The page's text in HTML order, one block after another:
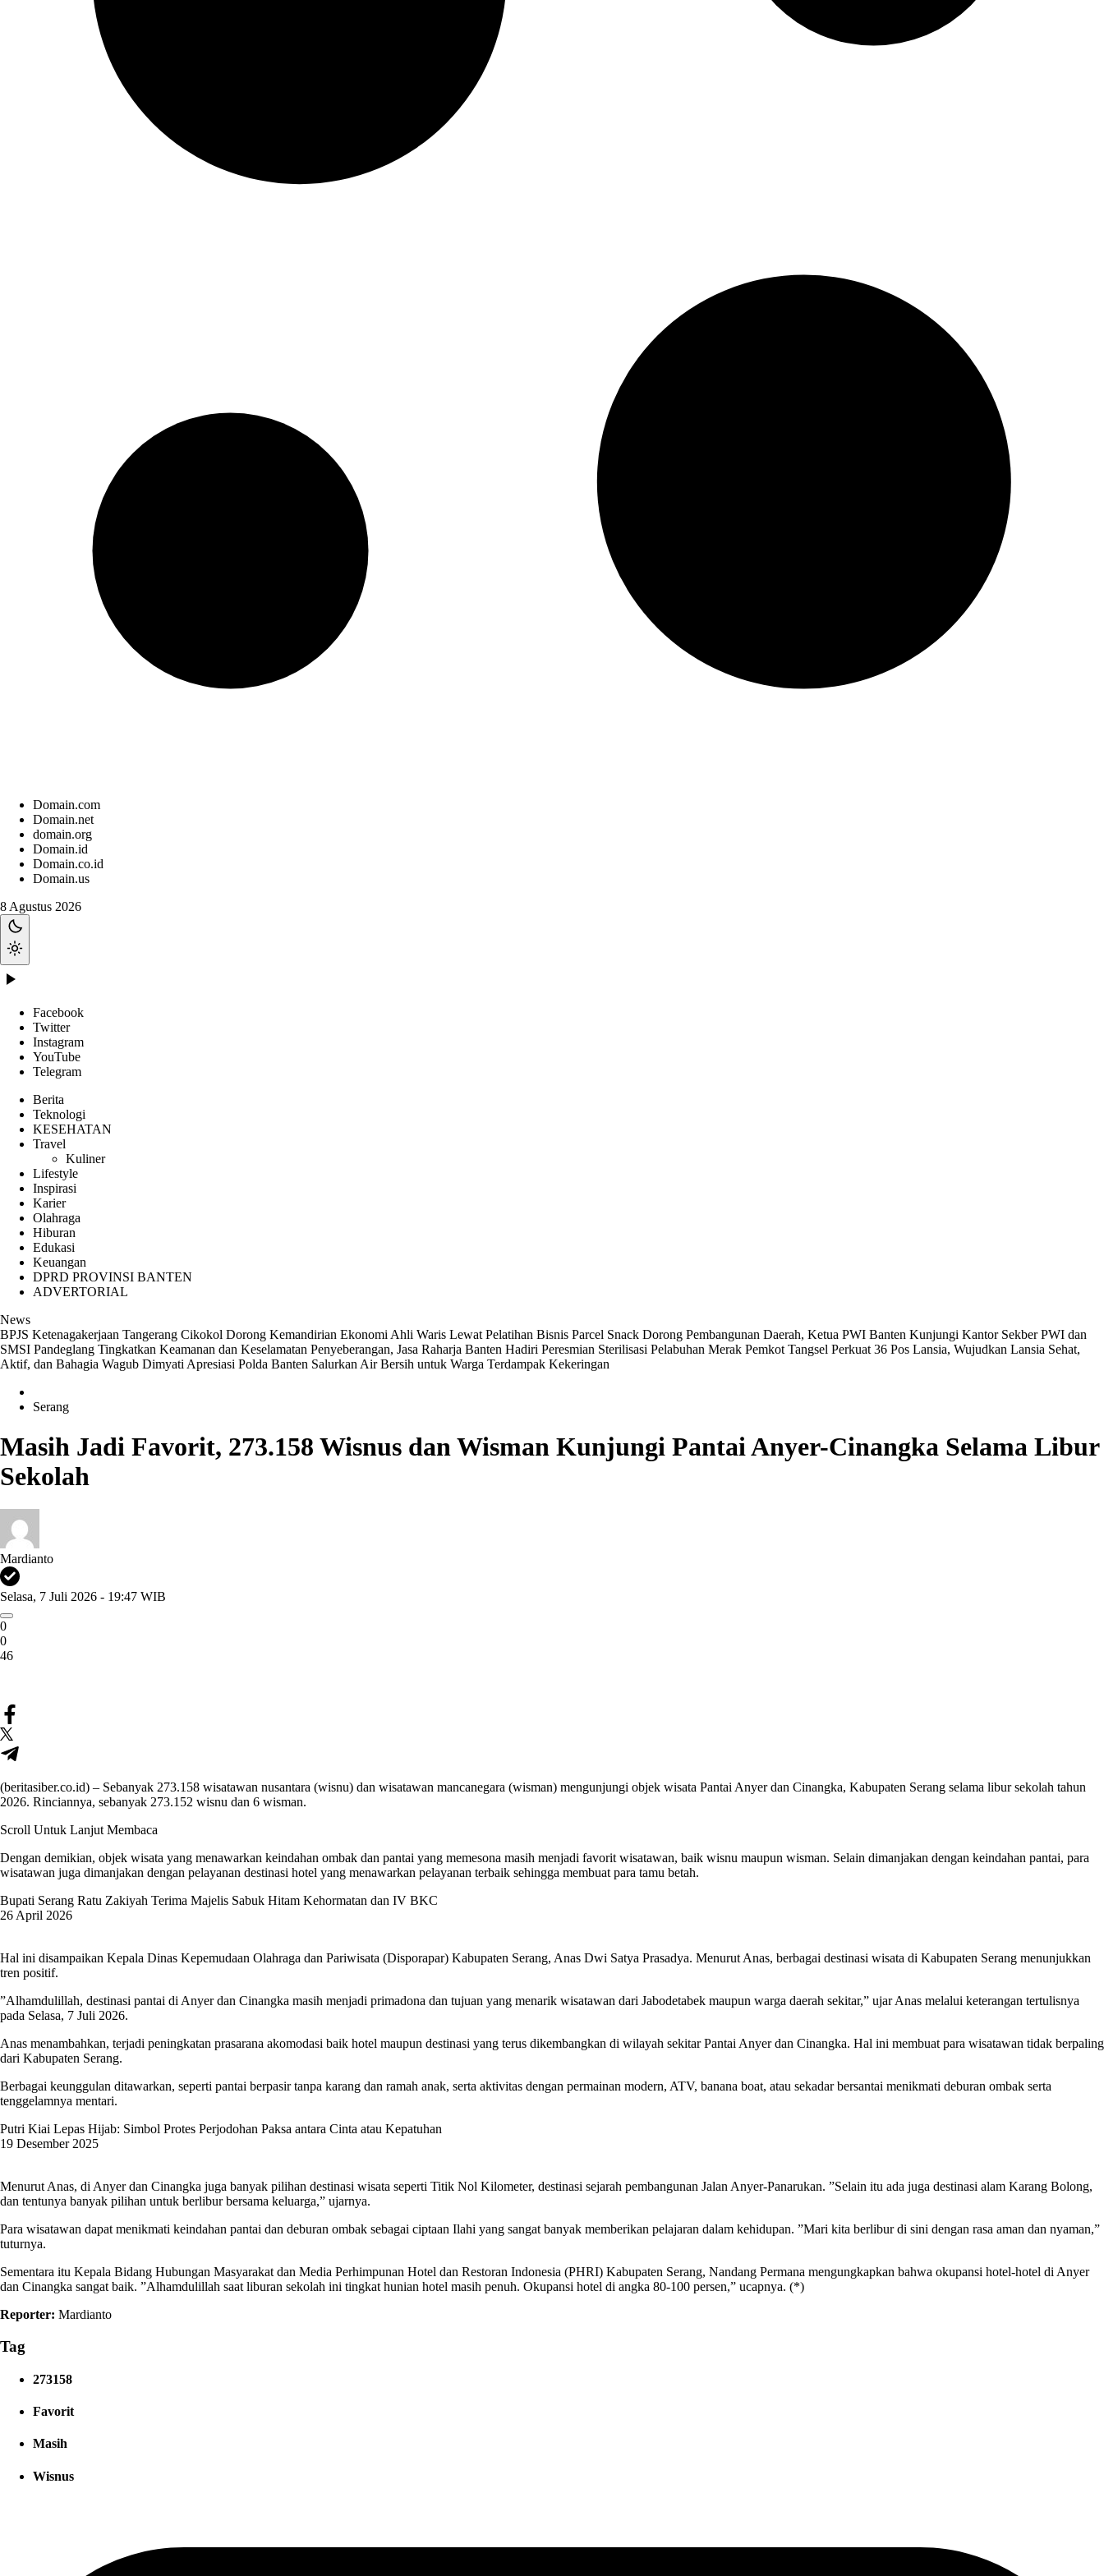
Domain.com
Domain.net
domain.org
Domain.id
Domain.co.id
Domain.us
8 Agustus 2026
Facebook
Twitter
Instagram
YouTube
Telegram
Berita
Teknologi
KESEHATAN
Travel
Kuliner
Lifestyle
Inspirasi
Karier
Olahraga
Hiburan
Edukasi
Keuangan
DPRD PROVINSI BANTEN
ADVERTORIAL
News
BPJS Ketenagakerjaan Tangerang Cikokol Dorong Kemandirian Ekonomi Ahli Waris Lewat Pelatihan Bisnis Parcel Snack Dorong Pembangunan Daerah, Ketua PWI Banten Kunjungi Kantor Sekber PWI dan
SMSI Pandeglang Tingkatkan Keamanan dan Keselamatan Penyeberangan, Jasa Raharja Banten Hadiri Peresmian Sterilisasi Pelabuhan Merak Pemkot Tangsel Perkuat 36 Pos Lansia, Wujudkan Lansia Sehat,
Aktif, dan Bahagia Wagub Dimyati Apresiasi Polda Banten Salurkan Air Bersih untuk Warga Terdampak Kekeringan
Serang
Masih Jadi Favorit, 273.158 Wisnus dan Wisman Kunjungi Pantai Anyer-Cinangka Selama Libur
Sekolah
Mardianto
Selasa, 7 Juli 2026 - 19:47 WIB
0
0
46
(beritasiber.co.id) – Sebanyak 273.158 wisatawan nusantara (wisnu) dan wisatawan mancanegara (wisman) mengunjungi objek wisata Pantai Anyer dan Cinangka, Kabupaten Serang selama libur sekolah tahun
2026. Rinciannya, sebanyak 273.152 wisnu dan 6 wisman.
Scroll Untuk Lanjut Membaca
Dengan demikian, objek wisata yang menawarkan keindahan ombak dan pantai yang memesona masih menjadi favorit wisatawan, baik wisnu maupun wisman. Selain dimanjakan dengan keindahan pantai, para
wisatawan juga dimanjakan dengan pelayanan destinasi hotel yang menawarkan pelayanan terbaik sehingga membuat para tamu betah.
Bupati Serang Ratu Zakiyah Terima Majelis Sabuk Hitam Kehormatan dan IV BKC
26 April 2026
Hal ini disampaikan Kepala Dinas Kepemudaan Olahraga dan Pariwisata (Disporapar) Kabupaten Serang, Anas Dwi Satya Prasadya. Menurut Anas, berbagai destinasi wisata di Kabupaten Serang menunjukkan
tren positif.
”Alhamdulillah, destinasi pantai di Anyer dan Cinangka masih menjadi primadona dan tujuan yang menarik wisatawan dari Jabodetabek maupun warga daerah sekitar,” ujar Anas melalui keterangan tertulisnya
pada Selasa, 7 Juli 2026.
Anas menambahkan, terjadi peningkatan prasarana akomodasi baik hotel maupun destinasi yang terus dikembangkan di wilayah sekitar Pantai Anyer dan Cinangka. Hal ini membuat para wisatawan tidak berpaling
dari Kabupaten Serang.
Berbagai keunggulan ditawarkan, seperti pantai berpasir tanpa karang dan ramah anak, serta aktivitas dengan permainan modern, ATV, banana boat, atau sekadar bersantai menikmati deburan ombak serta
tenggelamnya mentari.
Putri Kiai Lepas Hijab: Simbol Protes Perjodohan Paksa antara Cinta atau Kepatuhan
19 Desember 2025
Menurut Anas, di Anyer dan Cinangka juga banyak pilihan destinasi wisata seperti Titik Nol Kilometer, destinasi sejarah pembangunan Jalan Anyer-Panarukan. ”Selain itu ada juga destinasi alam Karang Bolong,
dan tentunya banyak pilihan untuk berlibur bersama keluarga,” ujarnya.
Para wisatawan dapat menikmati keindahan pantai dan deburan ombak sebagai ciptaan Ilahi yang sangat banyak memberikan pelajaran dalam kehidupan. ”Mari kita berlibur di sini dengan rasa aman dan nyaman,”
tuturnya.
Sementara itu Kepala Bidang Hubungan Masyarakat dan Media Perhimpunan Hotel dan Restoran Indonesia (PHRI) Kabupaten Serang, Nandang Permana mengungkapkan bahwa okupansi hotel-hotel di Anyer
dan Cinangka sangat baik. ”Alhamdulillah saat liburan sekolah ini tingkat hunian hotel masih penuh. Okupansi hotel di angka 80-100 persen,” ucapnya. (*)
Reporter: Mardianto
Tag
273158
Favorit
Masih
Wisnus